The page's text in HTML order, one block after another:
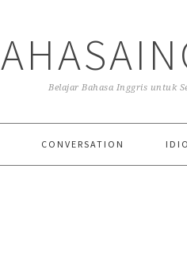
Belajar Bahasa Inggris untuk
CONVERSATION